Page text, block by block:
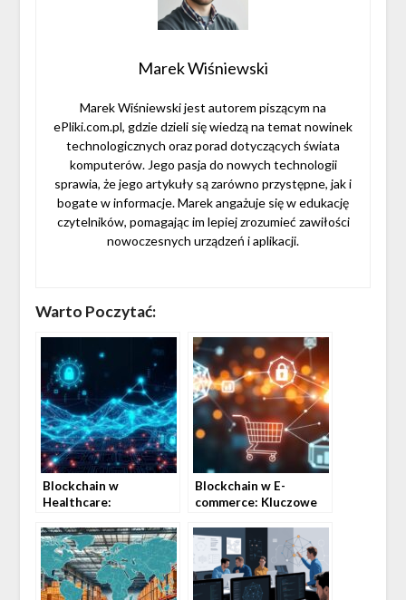
Marek Wiśniewski
Marek Wiśniewski jest autorem piszącym na
ePliki.com.pl, gdzie dzieli się wiedzą na temat nowinek
technologicznych oraz porad dotyczących świata
komputerów. Jego pasja do nowych technologii
sprawia, że jego artykuły są zarówno przystępne, jak i
bogate w informacje. Marek angażuje się w edukację
czytelników, pomagając im lepiej zrozumieć zawiłości
nowoczesnych urządzeń i aplikacji.
Warto Poczytać:
Blockchain w
Healthcare:
rozwiązania w Polsce
Blockchain w E-
commerce: Kluczowe
Korzyści